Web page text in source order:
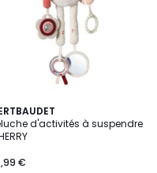
d'activités à suspendre
€